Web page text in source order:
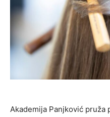
Akademija Panjković pruža